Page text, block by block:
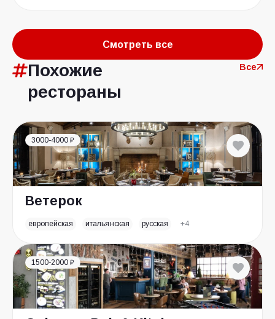
Смотреть все
Похожие
рестораны
Все
3000-4000 ₽
Ветерок
европейская итальянская русская +4
1500-2000 ₽